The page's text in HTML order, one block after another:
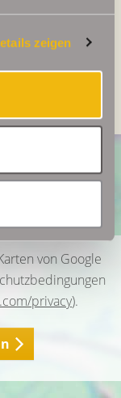
zeigen
von Google
privacy).